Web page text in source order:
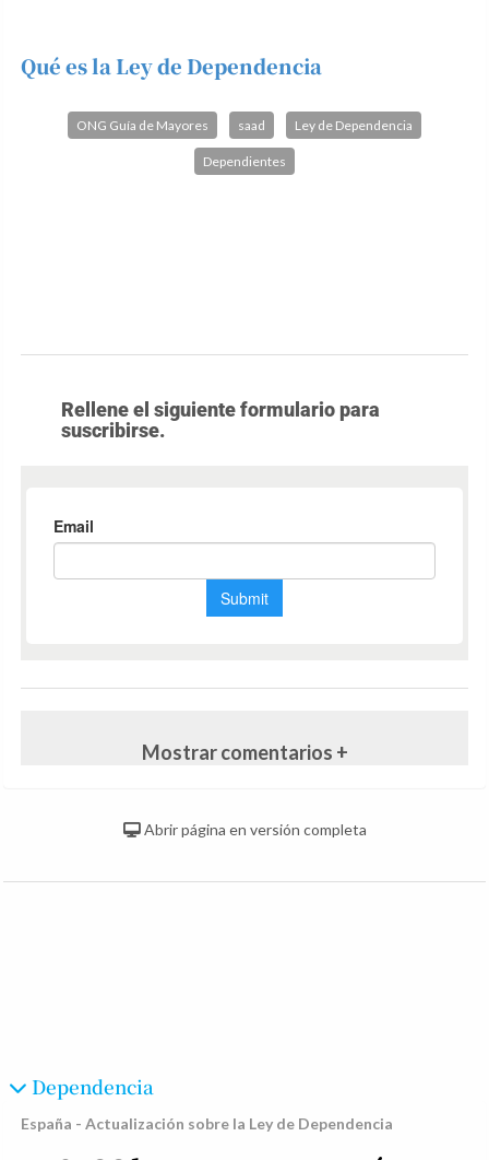
Qué es la Ley de Dependencia
ONG Guía de Mayores saad Ley de Dependencia
Dependientes
Rellene el siguiente formulario para
suscribirse.
Mostrar comentarios +
Abrir página en versión completa
Dependencia
España - Actualización sobre la Ley de Dependencia